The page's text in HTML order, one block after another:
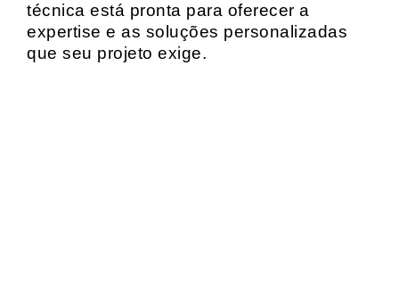
técnica está pronta para oferecer a
expertise e as soluções personalizadas
que seu projeto exige.